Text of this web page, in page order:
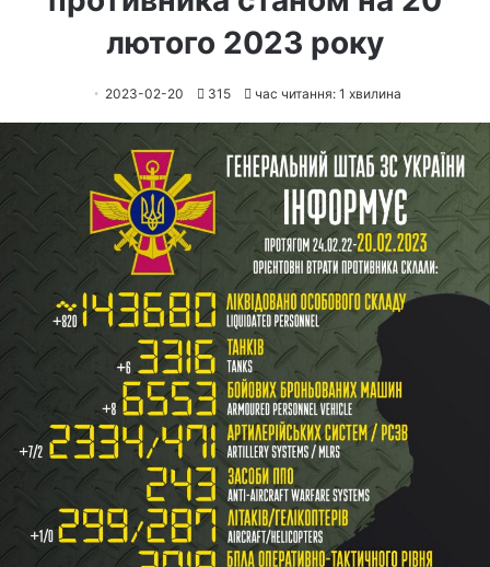
лютого 2023 року
2023-02-20 315 час читання: 1 хвилина